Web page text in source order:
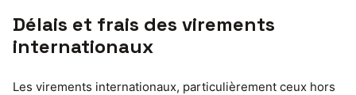
Délais et frais des virements
internationaux
Les virements internationaux, particulièrement ceux hors